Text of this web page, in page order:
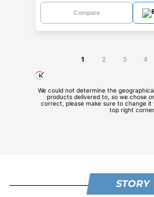
STORY